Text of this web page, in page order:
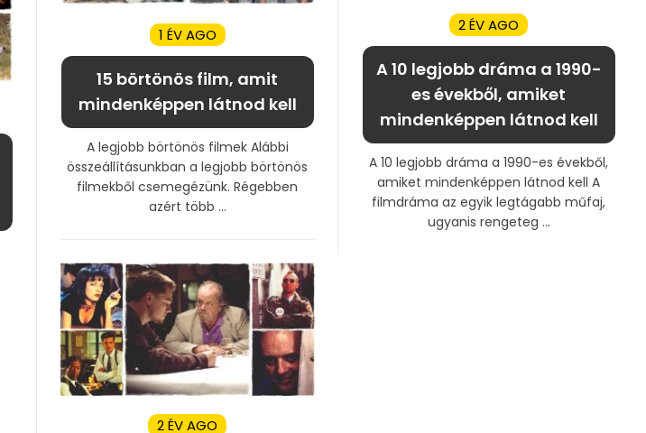
1 ÉV AGO
15 börtönös film, amit
mindenképpen látnod kell
A legjobb börtönös filmek Alábbi
összeállításunkban a legjobb börtönös
filmekből csemegézünk. Régebben
azért több ...
2 ÉV AGO
A 10 legjobb dráma a 1990-
es évekből, amiket
mindenképpen látnod kell
A 10 legjobb dráma a 1990-es évekből,
amiket mindenképpen látnod kell A
filmdráma az egyik legtágabb műfaj,
ugyanis rengeteg ...
2 ÉV AGO